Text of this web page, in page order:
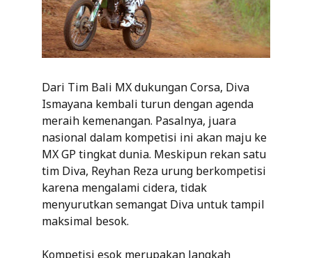
Dari Tim Bali MX dukungan Corsa, Diva
Ismayana kembali turun dengan agenda
meraih kemenangan. Pasalnya, juara
nasional dalam kompetisi ini akan maju ke
MX GP tingkat dunia. Meskipun rekan satu
tim Diva, Reyhan Reza urung berkompetisi
karena mengalami cidera, tidak
menyurutkan semangat Diva untuk tampil
maksimal besok.
Kompetisi esok merupakan langkah